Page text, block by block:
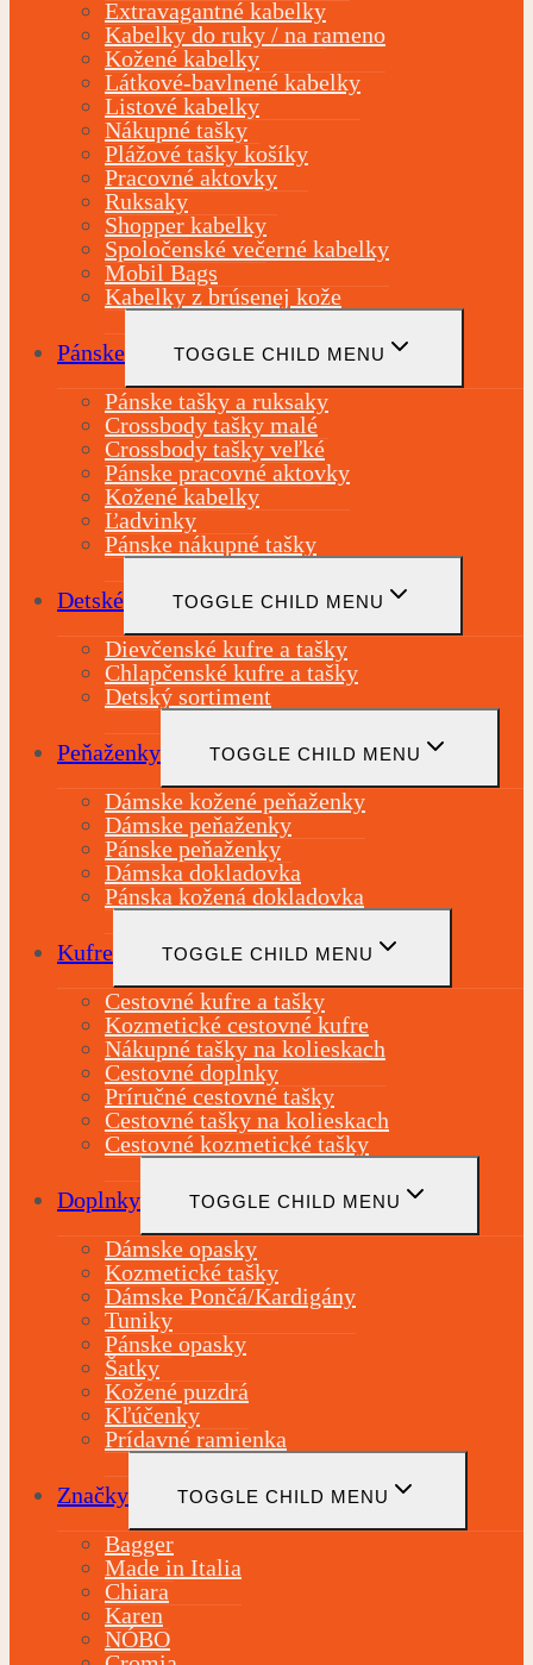
Extravagantné kabelky
Kabelky do ruky / na rameno
Kožené kabelky
Látkové-bavlnené kabelky
Listové kabelky
Nákupné tašky
Plážové tašky košíky
Pracovné aktovky
Ruksaky
Shopper kabelky
Spoločenské večerné kabelky
Mobil Bags
Kabelky z brúsenej kože
Pánske TOGGLE CHILD MENU
Pánske tašky a ruksaky
Crossbody tašky malé
Crossbody tašky veľké
Pánske pracovné aktovky
Kožené kabelky
Ľadvinky
Pánske nákupné tašky
Detské TOGGLE CHILD MENU
Dievčenské kufre a tašky
Chlapčenské kufre a tašky
Detský sortiment
Peňaženky TOGGLE CHILD MENU
Dámske kožené peňaženky
Dámske peňaženky
Pánske peňaženky
Dámska dokladovka
Pánska kožená dokladovka
Kufre TOGGLE CHILD MENU
Cestovné kufre a tašky
Kozmetické cestovné kufre
Nákupné tašky na kolieskach
Cestovné doplnky
Príručné cestovné tašky
Cestovné tašky na kolieskach
Cestovné kozmetické tašky
Doplnky TOGGLE CHILD MENU
Dámske opasky
Kozmetické tašky
Dámske Pončá/Kardigány
Tuniky
Pánske opasky
Šatky
Kožené puzdrá
Kľúčenky
Prídavné ramienka
Značky TOGGLE CHILD MENU
Bagger
Made in Italia
Chiara
Karen
NÓBO